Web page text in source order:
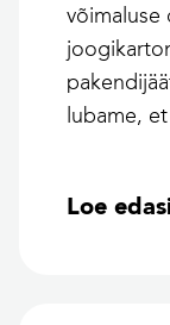
võimaluse
lubame,
Loe